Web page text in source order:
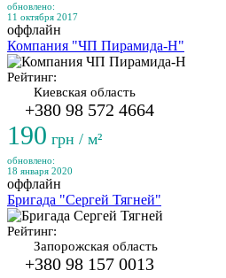
обновлено:
11 октября 2017
оффлайн
Компания "ЧП Пирамида-Н"
Рейтинг:
Киевская область
+380 98 572 4664
190 грн / м²
обновлено:
18 января 2020
оффлайн
Бригада "Сергей Тягней"
Рейтинг:
Запорожская область
+380 98 157 0013